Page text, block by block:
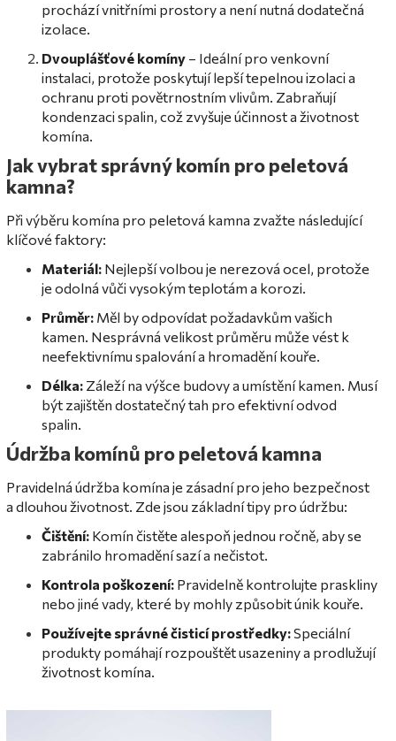
prochází vnitřními prostory a není nutná dodatečná
izolace.
Dvouplášťové komíny – Ideální pro venkovní
instalaci, protože poskytují lepší tepelnou izolaci a
ochranu proti povětrnostním vlivům. Zabraňují
kondenzaci spalin, což zvyšuje účinnost a životnost
komína.
Jak vybrat správný komín pro peletová
kamna?
Při výběru komína pro peletová kamna zvažte následující
klíčové faktory:
Materiál: Nejlepší volbou je nerezová ocel, protože
je odolná vůči vysokým teplotám a korozi.
Průměr: Měl by odpovídat požadavkům vašich
kamen. Nesprávná velikost průměru může vést k
neefektivnímu spalování a hromadění kouře.
Délka: Záleží na výšce budovy a umístění kamen. Musí
být zajištěn dostatečný tah pro efektivní odvod
spalin.
Údržba komínů pro peletová kamna
Pravidelná údržba komína je zásadní pro jeho bezpečnost
a dlouhou životnost. Zde jsou základní tipy pro údržbu:
Čištění: Komín čistěte alespoň jednou ročně, aby se
zabránilo hromadění sazí a nečistot.
Kontrola poškození: Pravidelně kontrolujte praskliny
nebo jiné vady, které by mohly způsobit únik kouře.
Používejte správné čisticí prostředky:Speciální
produkty pomáhají rozpouštět usazeniny a prodlužují
životnost komína.